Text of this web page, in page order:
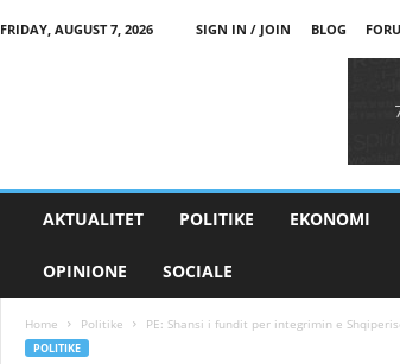
FRIDAY, AUGUST 7, 2026 SIGN IN / JOIN BLOG
AKTUALITET POLITIKE EKONOMI
OPINIONE SOCIALE
Home Politike PE: Shansi i fundit per integrimin e
POLITIKE